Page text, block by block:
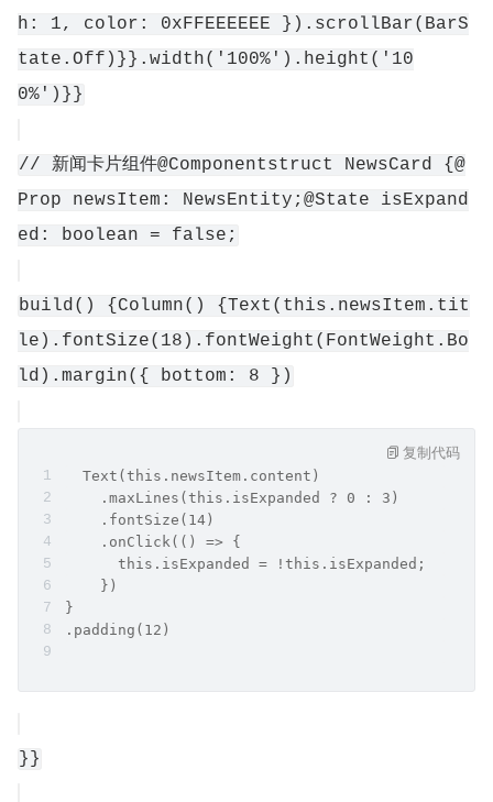
h: 1, color: 0xFFEEEEEE }).scrollBar(BarS
tate.Off)}}.width('100%').height('10
0%')}}
// 新闻卡片组件@Componentstruct NewsCard {@
Prop newsItem: NewsEntity;@State isExpand
ed: boolean = false;
build() {Column() {Text(this.newsItem.tit
le).fontSize(18).fontWeight(FontWeight.Bo
ld).margin({ bottom: 8 })
  Text(this.newsItem.content)
    .maxLines(this.isExpanded ? 0 : 3)
    .fontSize(14)
    .onClick(() => {
      this.isExpanded = !this.isExpanded;
    })
}
.padding(12)
复制代码
}}